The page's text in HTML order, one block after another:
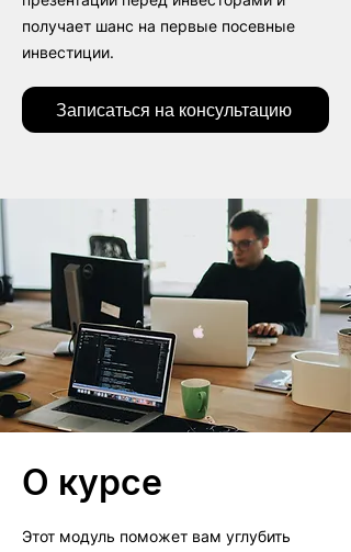
получает шанс на первые посевные
инвестиции.
Записаться на консультацию
О курсе
Этот модуль поможет вам углубить